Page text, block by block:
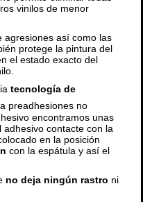
vinilos de menor
agresiones así como las
protege la pintura del
el estado exacto del
tecnología de
preadhesiones no
encontramos unas
contacte con la
en la posición
con la espátula y así el
no deja ningún rastro ni